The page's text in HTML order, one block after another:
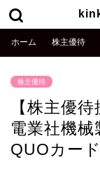
ホーム 株主優待
株主優待
【株主優
電業社機
QUOカー